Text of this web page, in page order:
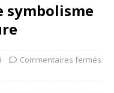
symbolisme
Commentaires fermés